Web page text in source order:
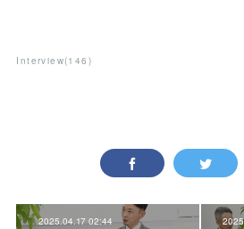
Interview(146 )
2025.04.17 02:44